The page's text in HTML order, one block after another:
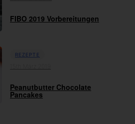
FIBO 2019 Vorbereitungen
REZEPTE
Peanutbutter Chocolate
Pancakes